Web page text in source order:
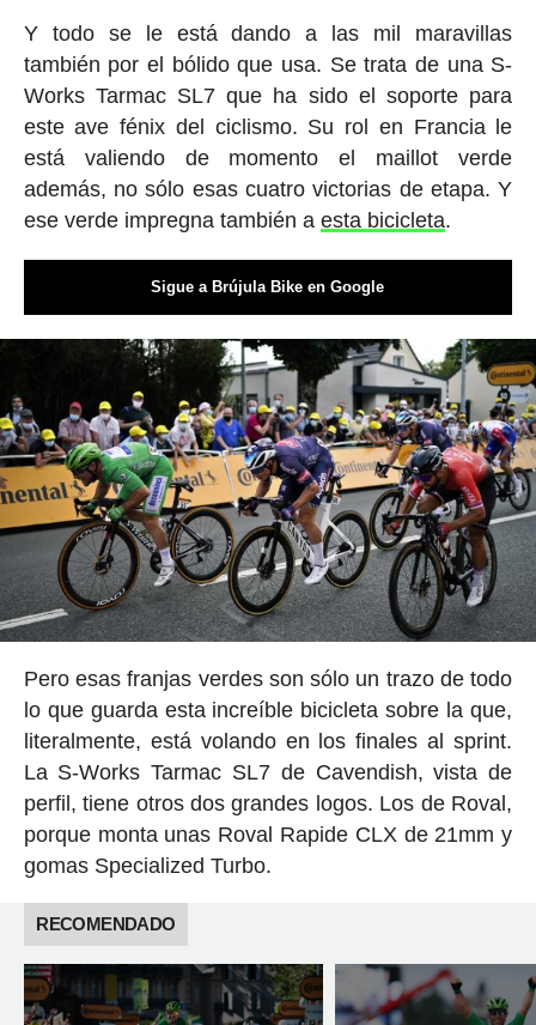
Y todo se le está dando a las mil maravillas
también por el bólido que usa. Se trata de una S-
Works Tarmac SL7 que ha sido el soporte para
este ave fénix del ciclismo. Su rol en Francia le
está valiendo de momento el maillot verde
además, no sólo esas cuatro victorias de etapa. Y
ese verde impregna también a esta bicicleta.
Sigue a Brújula Bike en Google
Pero esas franjas verdes son sólo un trazo de todo
lo que guarda esta increíble bicicleta sobre la que,
literalmente, está volando en los finales al sprint.
La S-Works Tarmac SL7 de Cavendish, vista de
perfil, tiene otros dos grandes logos. Los de Roval,
porque monta unas Roval Rapide CLX de 21mm y
gomas Specialized Turbo.
RECOMENDADO